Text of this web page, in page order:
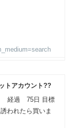
トアカウント??
過 75日 目標
われたら買いま